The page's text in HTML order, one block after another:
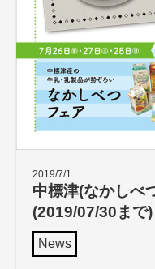
2019/7/1
中標津(なかしべ
(2019/07/30まで)
News